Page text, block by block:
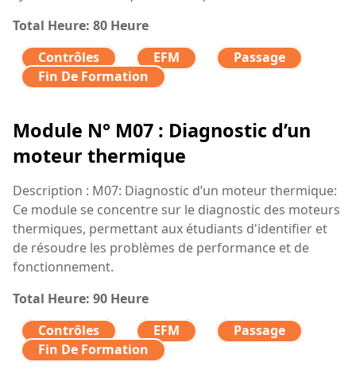
Total Heure: 80 Heure
Contrôles
EFM
Passage
Fin De Formation
Module N° M07 : Diagnostic d’un
moteur thermique
Description : M07: Diagnostic d’un moteur thermique:
Ce module se concentre sur le diagnostic des moteurs
thermiques, permettant aux étudiants d'identifier et
de résoudre les problèmes de performance et de
fonctionnement.
Total Heure: 90 Heure
Contrôles
EFM
Passage
Fin De Formation